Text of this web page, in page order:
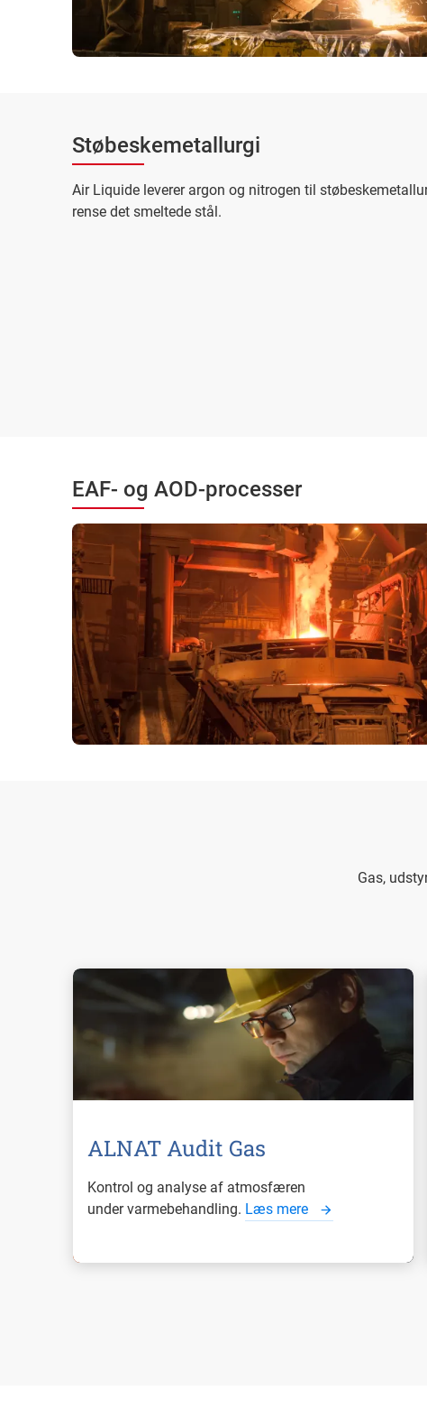
Støbeskemetallurgi
Air Liquide leverer argon og nitrogen til
rense det smeltede stål.
EAF- og AOD-processer
Gas,
ALNAT Audit Gas
Kontrol og analyse af atmosfæren
under varmebehandling. Læs mere